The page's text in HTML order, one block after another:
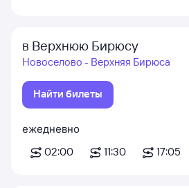
в Верхнюю Бирюсу
Новоселово - Верхняя Бирюса
Найти билеты
ежедневно
02:00
11:30 17:05